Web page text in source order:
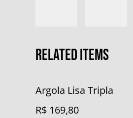
Related items
Argola Lisa Tripla
R$ 169,80